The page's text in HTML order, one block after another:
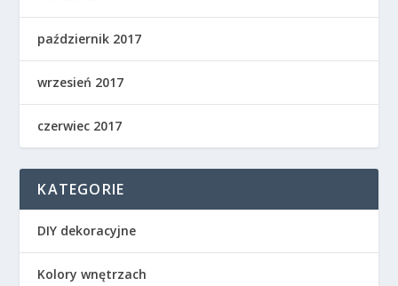
październik 2017
wrzesień 2017
czerwiec 2017
KATEGORIE
DIY dekoracyjne
Kolory wnętrzach